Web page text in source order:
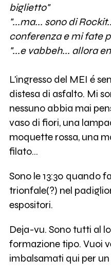
biglietto"
"...ma... sono di
conferenza e mi fate
"...e vabbeh... allora
L'ingresso del MEI é
distesa di asfalto. Mi
nessuno abbia mai
vaso di fiori, una
moquette rossa, una
filato...
Sono le 13:30 quando
trionfale(?) nel
espositori.
Deja-vu. Sono tutti al
formazione tipo. Vuoi
imbalsamati qui per